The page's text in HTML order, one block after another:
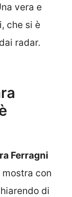
vera e
che si è
radar.
Ferragni
con
di